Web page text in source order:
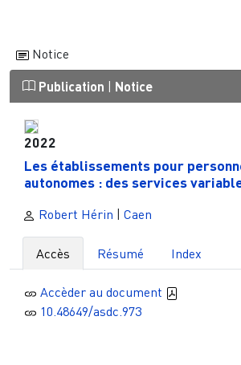
Notice
Publication | Notice
2022
Les établissements pour
autonomes : des services
Robert Hérin Caen
Accès Résumé Index
Accèder au document
10.48649/asdc.973